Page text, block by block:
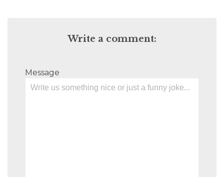
Write a comment:
Message